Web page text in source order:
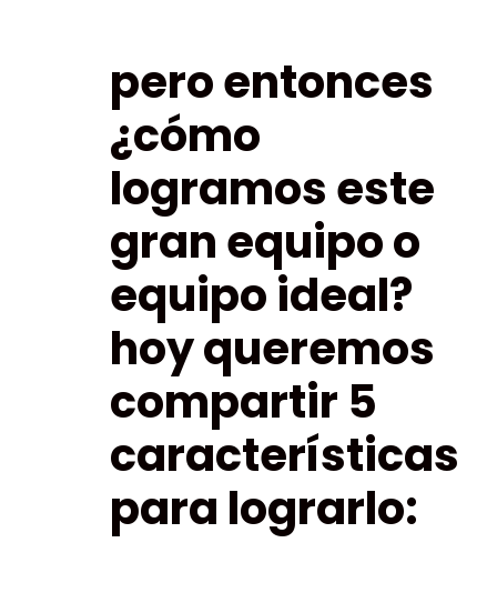
pero entonces
¿cómo
logramos este
gran equipo o
equipo ideal?
hoy queremos
compartir 5
características
para lograrlo: